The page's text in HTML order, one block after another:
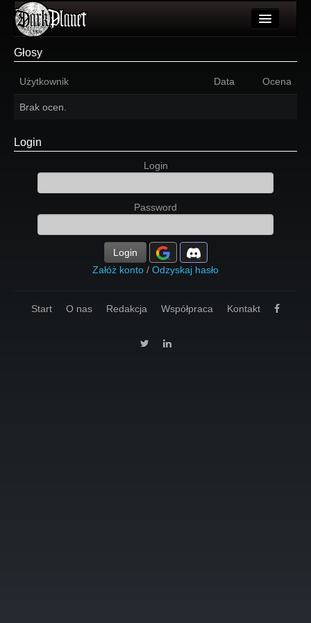
Wydarzenia
Forum
Głosy
Użytkownik Data Ocena
Brak ocen.
Login
Login
Password
Login
Załóż konto / Odzyskaj hasło
Start O nas Redakcja Współpraca Kontakt